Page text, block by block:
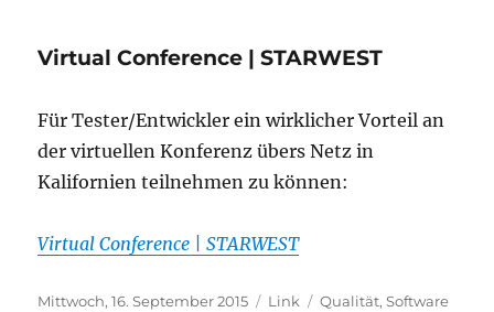
Virtual Conference | STARWEST
Für Tester/Entwickler ein wirklicher Vorteil an
der virtuellen Konferenz übers Netz in
Kalifornien teilnehmen zu können:
Virtual Conference | STARWEST
Veröffentlicht
Mittwoch, 16. September 2015 Format
Link Kategorien
Qualität,Software